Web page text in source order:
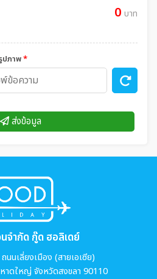
0 บาท
ปภาพ*
ส่งข้อมูล
จำกัด กู๊ด ฮอลิเดย์
นเลี่ยงเมือง (สายเอเซีย)
าดใหญ่ จังหวัดสงขลา 90110